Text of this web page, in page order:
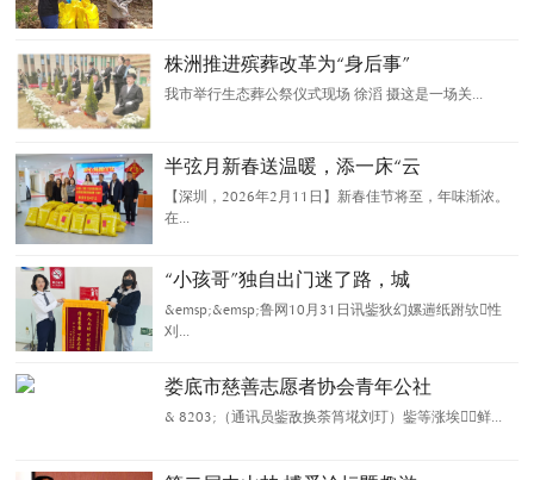
株洲推进殡葬改革为“身后事”
我市举行生态葬公祭仪式现场 徐滔 摄这是一场关...
半弦月新春送温暖，添一床“云
【深圳，2026年2月11日】新春佳节将至，年味渐浓。
在...
“小孩哥”独自出门迷了路，城
&emsp;&emsp;鲁网10月31日讯鈭狄幻嫘遄纸跗欤性
刈...
娄底市慈善志愿者协会青年公社
& 8203;（通讯员鈭敌换荼筲埖刘玎）鈭等涨埃鲜...